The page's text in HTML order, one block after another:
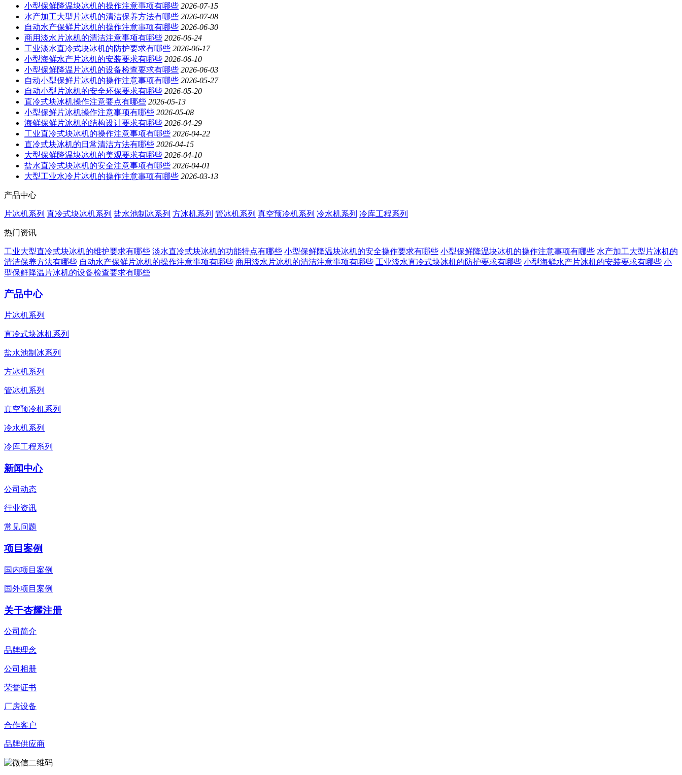
小型保鲜降温块冰机的操作注意事项有哪些 2026-07-15
水产加工大型片冰机的清洁保养方法有哪些 2026-07-08
自动水产保鲜片冰机的操作注意事项有哪些 2026-06-30
商用淡水片冰机的清洁注意事项有哪些 2026-06-24
工业淡水直冷式块冰机的防护要求有哪些 2026-06-17
小型海鲜水产片冰机的安装要求有哪些 2026-06-10
小型保鲜降温片冰机的设备检查要求有哪些 2026-06-03
自动小型保鲜片冰机的操作注意事项有哪些 2026-05-27
自动小型片冰机的安全环保要求有哪些 2026-05-20
直冷式块冰机操作注意要点有哪些 2026-05-13
小型保鲜片冰机操作注意事项有哪些 2026-05-08
海鲜保鲜片冰机的结构设计要求有哪些 2026-04-29
工业直冷式块冰机的操作注意事项有哪些 2026-04-22
直冷式块冰机的日常清洁方法有哪些 2026-04-15
大型保鲜降温块冰机的美观要求有哪些 2026-04-10
盐水直冷式块冰机的安全注意事项有哪些 2026-04-01
大型工业水冷片冰机的操作注意事项有哪些 2026-03-13
产品中心
片冰机系列 直冷式块冰机系列 盐水池制冰系列 方冰机系列 管冰机系列 真空预冷机系列 冷水机系列 冷库工程系列
热门资讯
工业大型直冷式块冰机的维护要求有哪些 淡水直冷式块冰机的功能特点有哪些 小型保鲜降温块冰机的安全操作要求有哪些 小型保鲜降温块冰机的操作注意事项有哪些 水产加工大型片冰机的
清洁保养方法有哪些 自动水产保鲜片冰机的操作注意事项有哪些 商用淡水片冰机的清洁注意事项有哪些 工业淡水直冷式块冰机的防护要求有哪些 小型海鲜水产片冰机的安装要求有哪些 小
型保鲜降温片冰机的设备检查要求有哪些
产品中心
片冰机系列
直冷式块冰机系列
盐水池制冰系列
方冰机系列
管冰机系列
真空预冷机系列
冷水机系列
冷库工程系列
新闻中心
公司动态
行业资讯
常见问题
项目案例
国内项目案例
国外项目案例
关于杏耀注册
公司简介
品牌理念
公司相册
荣誉证书
厂房设备
合作客户
品牌供应商